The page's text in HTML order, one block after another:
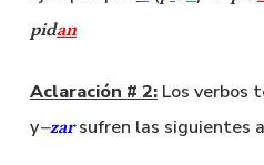
pidan
Aclaración # 2:Los verbos
y–zarsufren las siguientes